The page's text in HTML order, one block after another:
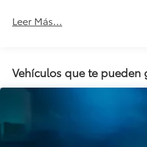
Leer Más...
Vehículos que te pueden